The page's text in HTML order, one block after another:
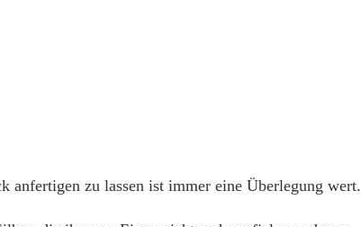
anfertigen zu lassen ist immer eine Überlegung wert.